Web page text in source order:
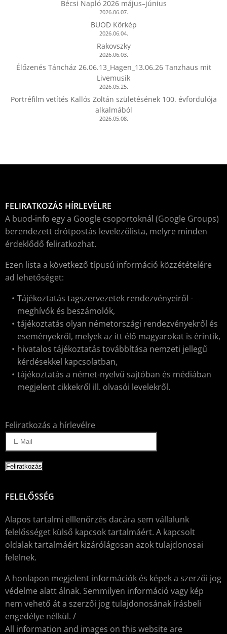
Bécsi Napló 2026 május–június
2026.06.07.
BUOD Körkép
2026.06.04.
Rakovszky
2026.06.03.
Élőzenés Táncház 26.06.13_Hagen_13.06.26 Tanzhaus mit
Livemusik
2026.05.25.
Portréfilm vetítés Kallós Zoltán születésének 100. évfordulója
alkalmából
2026.05.08.
FELIRATKOZÁS HÍRLEVÉLRE
A buod-info egy a Google csoportoknál (Google Groups)
berendezett drótpostás levelezőlista, melyre minden
érdeklődő feliratkozhat.
Ezen lista a következő típusú információ közzétételére
ad lehetőséget:
Tájékoztatás tagszervezetek rendezvényeiről -
meghívók és beszámolók,
tájékoztatás olyan németországi rendezvényekről és
eseményekről, melyek az itt élő magyarokat is érintik,
hivatalos tájékoztatás továbbítása nemzeti jellegű
kérdésekkel kapcsolatban,
tájékoztatás a német-nyelvű sajtóban és médiában
megjelent cikkekről ill. olvasói levelekről.
Feliratkozás a hírlevélre
FELELŐSSÉG
Alapos tartalmi elllenőrzés dacára sem vállalunk
felelősséget külső kapcsok tartalmáért. A kapcsolt
oldalak tartalmáért kizárólágosan azok tulajdonosai
felelnek.
A honlapon megjelent információk és képek a szerzői jog
védelme alatt álnak. Semmilyen információ vagy kép
nem vehető át a szerzői jog tulajdonosának írásbeli
engedélye nélkül. /
All information and images on this website are